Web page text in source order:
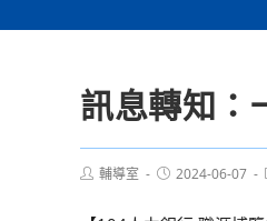
訊息轉知：
Post輔導室
Post2024-06-07